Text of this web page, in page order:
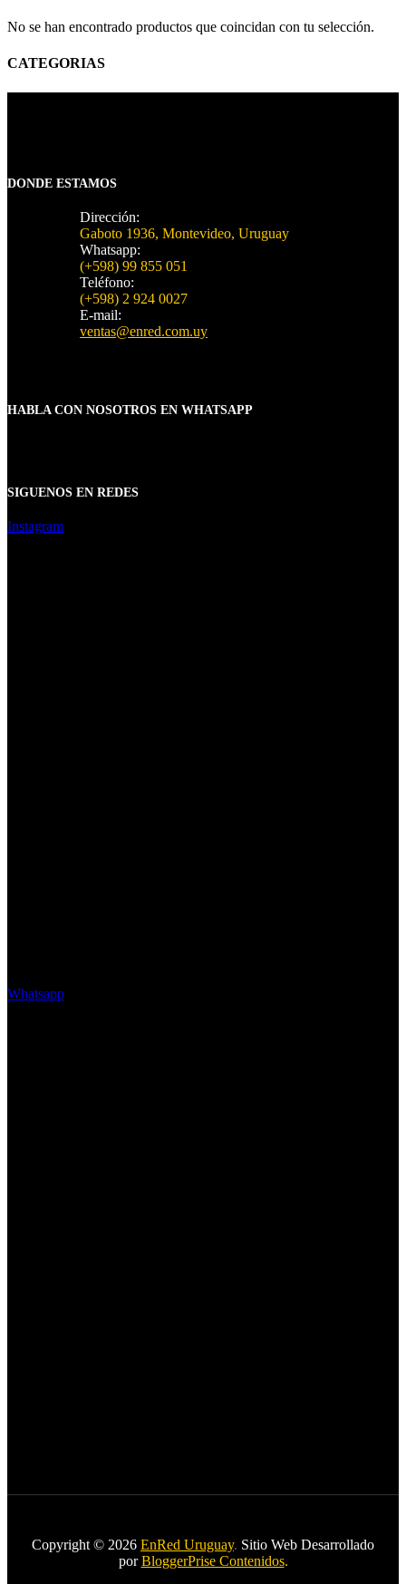
No se han encontrado productos que coincidan con tu selección.
CATEGORIAS
DONDE ESTAMOS
Dirección:
Gaboto 1936, Montevideo, Uruguay
Whatsapp:
(+598) 99 855 051
Teléfono:
(+598) 2 924 0027
E-mail:
ventas@enred.com.uy
HABLA CON NOSOTROS EN WHATSAPP
SIGUENOS EN REDES
Instagram
Whatsapp
Copyright © 2026 EnRed Uruguay. Sitio Web Desarrollado
por BloggerPrise Contenidos.